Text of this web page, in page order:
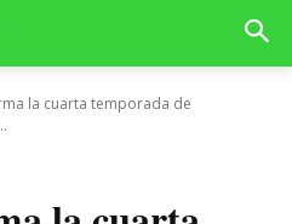
la cuarta temporada de